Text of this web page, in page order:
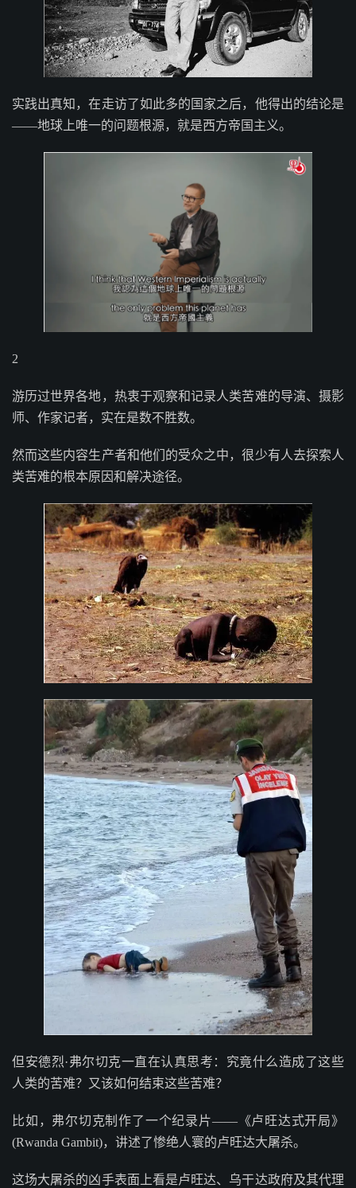
实践出真知，在走访了如此多的国家之后，他得出的结论是
——地球上唯一的问题根源，就是西方帝国主义。
2
游历过世界各地，热衷于观察和记录人类苦难的导演、摄影
师、作家记者，实在是数不胜数。
然而这些内容生产者和他们的受众之中，很少有人去探索人
类苦难的根本原因和解决途径。
但安德烈·弗尔切克一直在认真思考：究竟什么造成了这些
人类的苦难？又该如何结束这些苦难？
比如，弗尔切克制作了一个纪录片——《卢旺达式开局》
(Rwanda Gambit)，讲述了惨绝人寰的卢旺达大屠杀。
这场大屠杀的凶手表面上看是卢旺达、乌干达政府及其代理